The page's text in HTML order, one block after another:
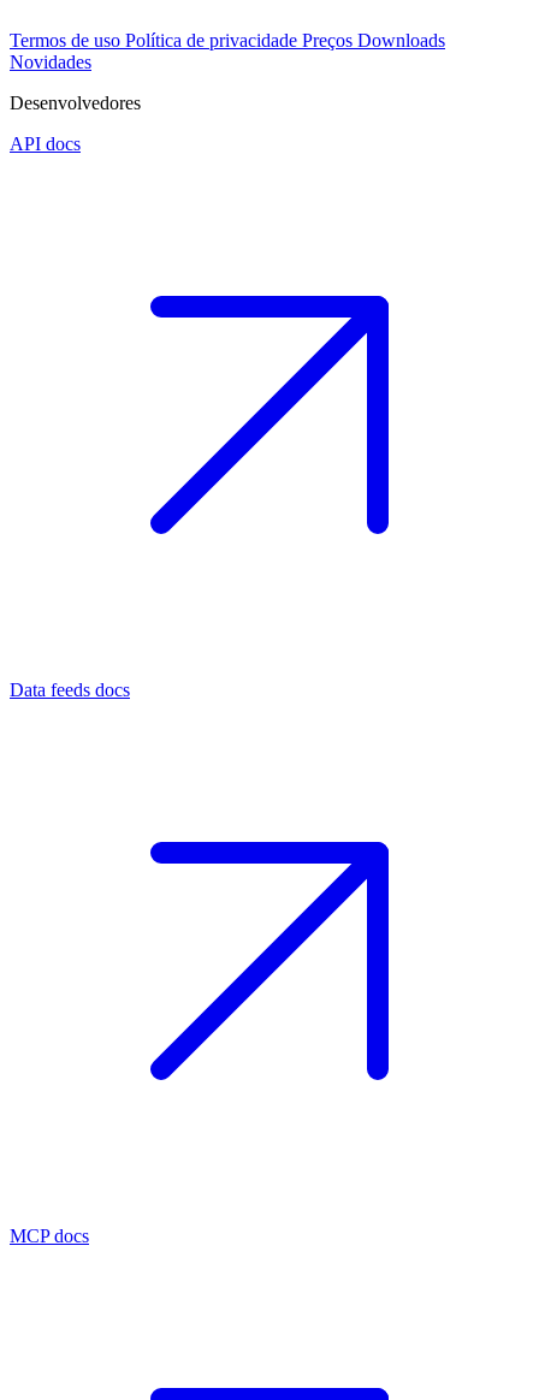
Termos de uso Política de privacidade Preços Downloads
Novidades
Desenvolvedores
API docs
Data feeds docs
MCP docs